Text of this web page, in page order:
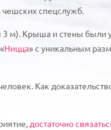
чешских спецслужб.
м). Крыша и стены были
Ницца» с уникальным
Как
достаточно